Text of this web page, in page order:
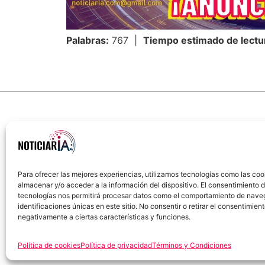
Para ofrecer las mejores experiencias, utilizamos tecnologías como las
almacenar y/o acceder a la información del dispositivo. El consentimiento
tecnologías nos permitirá procesar datos como el comportamiento de
identificaciones únicas en este sitio. No consentir o retirar el
negativamente a ciertas características y funciones.
Política de cookiesPolítica de privacidadTérminos y Condiciones
Palabras: 767 | Tiempo estimado de
Sobre Nosotros Política de cookies Política